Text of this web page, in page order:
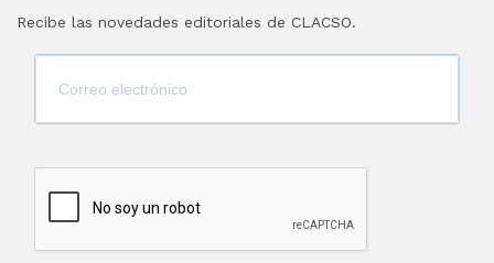
Recibe las novedades editoriales de CLACSO.